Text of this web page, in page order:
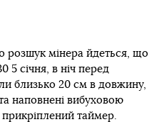
розшук мінера йдеться, що
5 січня, в ніч перед
близько 20 см в довжину,
наповнені вибуховою
таймер.